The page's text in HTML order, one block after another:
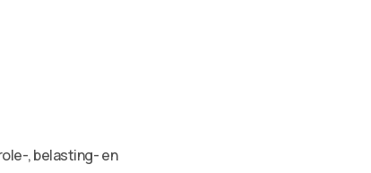
, belasting- en